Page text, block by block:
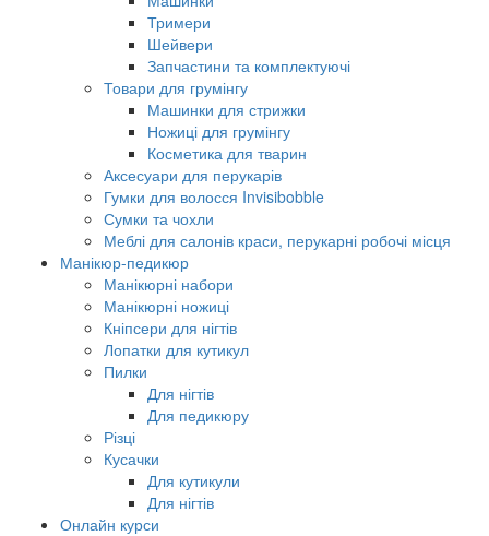
Тримери
Шейвери
Запчастини та комплектуючі
Товари для грумінгу
Машинки для стрижки
Ножиці для грумінгу
Косметика для тварин
Аксесуари для перукарів
Гумки для волосся Invisibobble
Сумки та чохли
Меблі для салонів краси, перукарні робочі місця
Манікюр-педикюр
Манікюрні набори
Манікюрні ножиці
Кніпсери для нігтів
Лопатки для кутикул
Пилки
Для нігтів
Для педикюру
Різці
Кусачки
Для кутикули
Для нігтів
Онлайн курси